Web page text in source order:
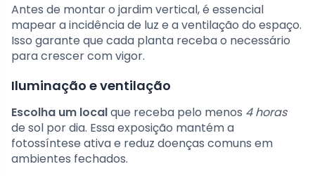
Antes de montar o jardim vertical, é essencial
mapear a incidência de luz e a ventilação do espaço.
Isso garante que cada planta receba o necessário
para crescer com vigor.
Iluminação e ventilação
Escolha um localque receba pelo menos 4 horas
de sol por dia. Essa exposição mantém a
fotossíntese ativa e reduz doenças comuns em
ambientes fechados.